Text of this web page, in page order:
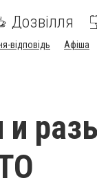
Дозвілля
відповідь Афіша